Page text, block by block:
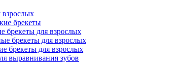
взрослых
брекеты
брекеты для взрослых
брекеты для взрослых
брекеты для взрослых
выравнивания зубов